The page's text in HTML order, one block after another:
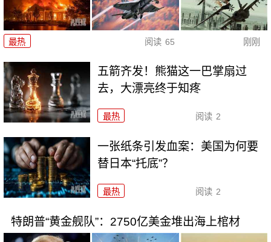
最热 阅读 65 刚刚
五箭齐发！熊猫这一巴掌扇过
去，大漂亮终于知疼
最热 阅读 2
一张纸条引发血案：美国为何要
替日本“托底”？
最热 阅读 2
特朗普“黄金舰队”：2750亿美金堆出海上棺材